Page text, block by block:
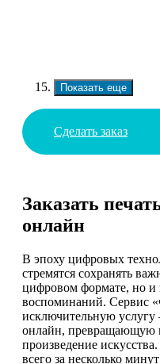
Показать еще
Сделать заказ
Заказать
онлайн
В эпоху цифровых
стремятся сохранять
цифровом формате, но
воспоминаний. Сервис
исключительную услугу
онлайн, превращающую
произведение
всего за несколько